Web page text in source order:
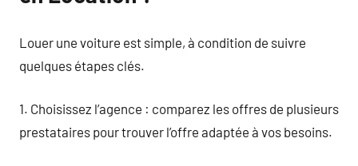
Louer une voiture est simple, à condition de suivre
quelques étapes clés.
1. Choisissez l’agence : comparez les offres de plusieurs
prestataires pour trouver l’offre adaptée à vos besoins.